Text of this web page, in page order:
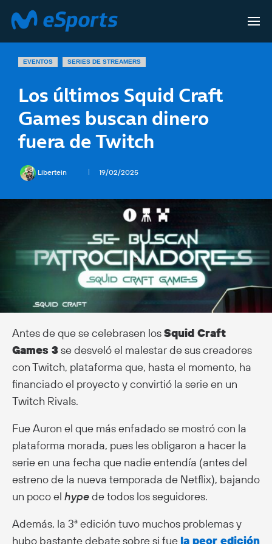
EVENTOS SERIES DE STREAMERS
Los últimos Squid Craft
Games buscan dinero
fuera de Twitch
Libertein 19/02/2025
Antes de que se celebrasen losSquid Craft
Games 3se desveló el malestar de sus creadores
con Twitch, plataforma que, hasta el momento, ha
financiado el proyecto y convirtió la serie en un
Twitch Rivals.
Fue Auron el que más enfadado se mostró con la
plataforma morada, pues les obligaron a hacer la
serie en una fecha que nadie entendía (antes del
estreno de la nueva temporada de Netflix), bajando
un poco el hypede todos los seguidores.
Además, la 3ª edición tuvo muchos problemas y
hubo bastante debate sobre si fue la peor edición